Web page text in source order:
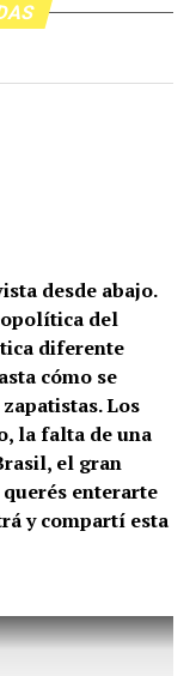
desde abajo.
del
diferente
cómo se
Los
la falta de una
el gran
enterarte
y compartí esta